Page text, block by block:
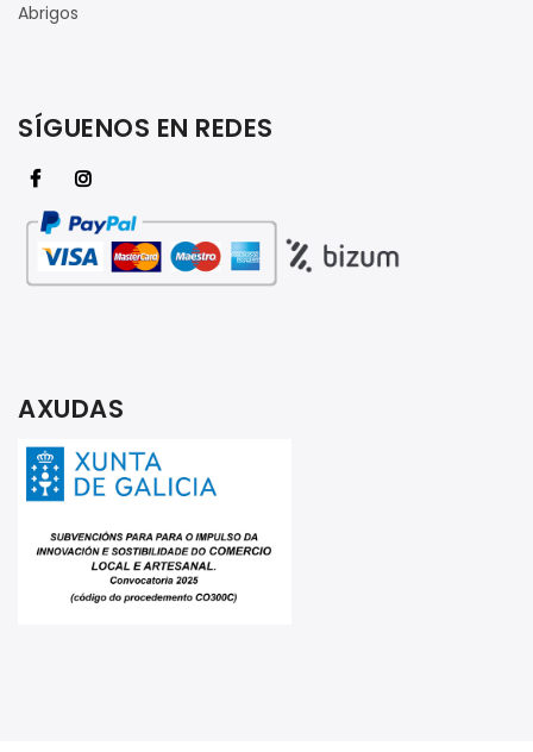
Abrigos
SÍGUENOS EN REDES
AXUDAS